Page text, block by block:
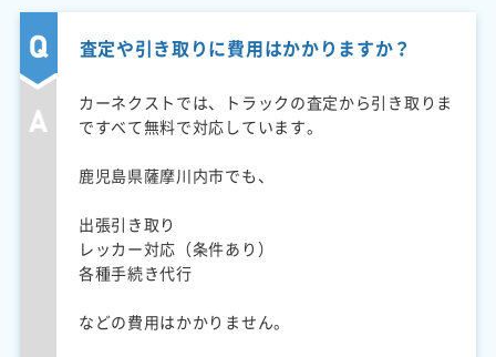
査定や引き取りに費用はかかりますか？
カーネクストでは、トラックの査定から引き取りま
ですべて無料で対応しています。
鹿児島県薩摩川内市でも、
出張引き取り
レッカー対応（条件あり）
各種手続き代行
などの費用はかかりません。